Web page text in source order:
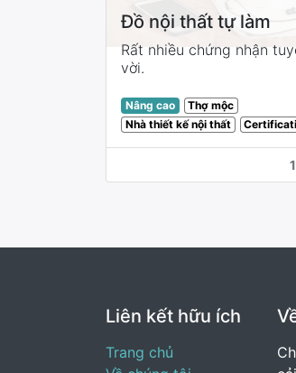
Đồ nội thất tự làm
Rất nhiều chứng nhận
vời.
Nâng cao
Thợ mộc
Nhà thiết kế nội thất
1
Liên kết hữu ích
Trang chủ